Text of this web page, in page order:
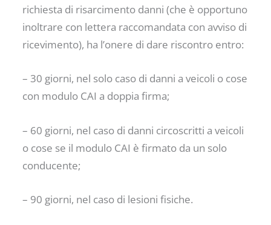
richiesta di risarcimento danni (che è opportuno
inoltrare con lettera raccomandata con avviso di
ricevimento), ha l’onere di dare riscontro entro:
– 30 giorni, nel solo caso di danni a veicoli o cose
con modulo CAI a doppia firma;
– 60 giorni, nel caso di danni circoscritti a veicoli
o cose se il modulo CAI è firmato da un solo
conducente;
– 90 giorni, nel caso di lesioni fisiche.